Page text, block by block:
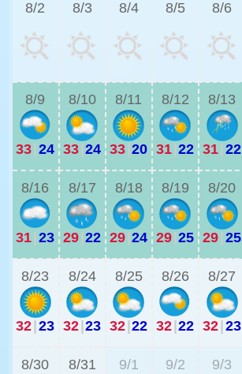
8/2 8/3 8/4 8/5 8/6
8/9
33|24
8/10
33|24
8/11
33|20
8/12
31|22
8/13
31|22
8/16
31|23
8/17
29|22
8/18
29|24
8/19
29|25
8/20
29|25
8/23
32|23
8/24
32|23
8/25
32|22
8/26
32|22
8/27
32|23
8/30 8/31 9/1 9/2 9/3